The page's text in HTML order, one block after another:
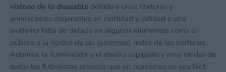
vistoso de lo deseable debido a unas texturas y
animaciones mejorables en cantidad y calidad o una
evidente falta de detalle en algunos elementos como el
público o la rigidez de las (enormes) redes de las porterías.
Además, la iluminación y el diseño espigado y muy similar de
todos los futbolistas provoca que en ocasiones no sea fácil